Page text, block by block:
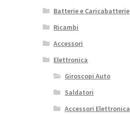
Batterie e Caricabatterie
Ricambi
Accessori
Elettronica
Giroscopi Auto
Saldatori
Accessori Elettronica